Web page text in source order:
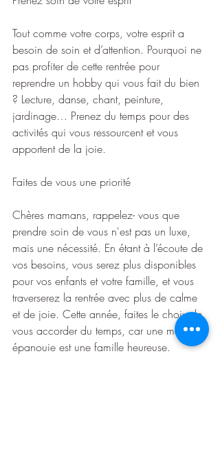
Tout comme votre corps, votre esprit a
besoin de soin et d’attention. Pourquoi ne
pas profiter de cette rentrée pour
reprendre un hobby qui vous fait du bien
? Lecture, danse, chant, peinture,
jardinage… Prenez du temps pour des
activités qui vous ressourcent et vous
apportent de la joie.
Faites de vous une priorité
Chères mamans, rappelez- vous que
prendre soin de vous n'est pas un luxe,
mais une nécessité. En étant à l’écoute de
vos besoins, vous serez plus disponibles
pour vos enfants et votre famille, et vous
traverserez la rentrée avec plus de calme
et de joie. Cette année, faites le choix de
vous accorder du temps, car une maman
épanouie est une famille heureuse.